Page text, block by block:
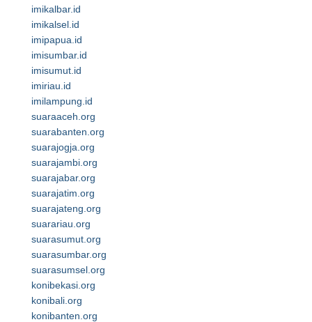
imikalbar.id
imikalsel.id
imipapua.id
imisumbar.id
imisumut.id
imiriau.id
imilampung.id
suaraaceh.org
suarabanten.org
suarajogja.org
suarajambi.org
suarajabar.org
suarajatim.org
suarajateng.org
suarariau.org
suarasumut.org
suarasumbar.org
suarasumsel.org
konibekasi.org
konibali.org
konibanten.org